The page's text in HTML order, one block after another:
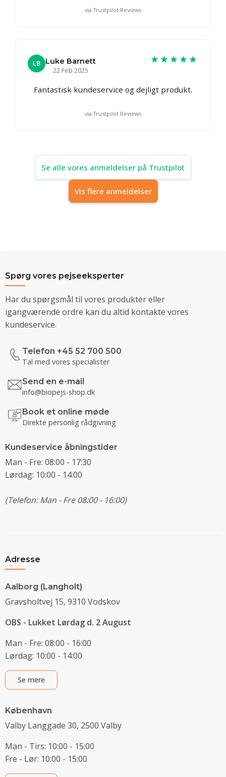
via Trustpilot Reviews
LB
Luke Barnett
22 Feb 2025
★★★★★
Fantastisk kundeservice og dejligt produkt.
via Trustpilot Reviews
Se alle vores anmeldelser på Trustpilot
Vis flere anmeldelser
Spørg vores pejseeksperter
Har du spørgsmål til vores produkter eller
igangværende ordre kan du altid kontakte vores
kundeservice.
Telefon +45 52 700 500
Tal med vores specialister
Send en e-mail
info@biopejs-shop.dk
Book et online møde
Direkte personlig rådgivning
Kundeservice åbningstider
Man - Fre: 08:00 - 17:30
Lørdag: 10:00 - 14:00
(Telefon: Man - Fre 08:00 - 16:00)
Adresse
Aalborg (Langholt)
Gravsholtvej 15, 9310 Vodskov
OBS - Lukket Lørdag d. 2 August
Man - Fre: 08:00 - 16:00
Lørdag: 10:00 - 14:00
Se mere
København
Valby Langgade 30, 2500 Valby
Man - Tirs: 10:00 - 15:00
Fre - Lør: 10:00 - 15:00